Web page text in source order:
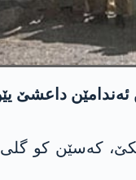
ئەندامێن داعشێ
کەسێن کو